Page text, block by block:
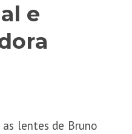
e
lentes de Bruno